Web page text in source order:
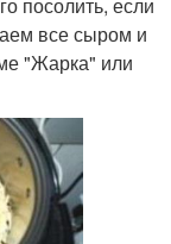
посолить, если
все сыром и
"Жарка" или